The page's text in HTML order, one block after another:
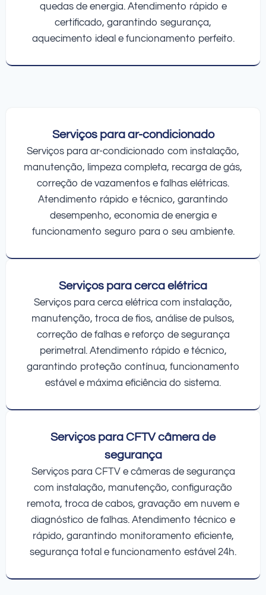
quedas de energia. Atendimento rápido e
certificado, garantindo segurança,
aquecimento ideal e funcionamento perfeito.
Serviços para ar-condicionado
Serviços para ar-condicionado com instalação,
manutenção, limpeza completa, recarga de gás,
correção de vazamentos e falhas elétricas.
Atendimento rápido e técnico, garantindo
desempenho, economia de energia e
funcionamento seguro para o seu ambiente.
Serviços para cerca elétrica
Serviços para cerca elétrica com instalação,
manutenção, troca de fios, análise de pulsos,
correção de falhas e reforço de segurança
perimetral. Atendimento rápido e técnico,
garantindo proteção contínua, funcionamento
estável e máxima eficiência do sistema.
Serviços para CFTV câmera de
segurança
Serviços para CFTV e câmeras de segurança
com instalação, manutenção, configuração
remota, troca de cabos, gravação em nuvem e
diagnóstico de falhas. Atendimento técnico e
rápido, garantindo monitoramento eficiente,
segurança total e funcionamento estável 24h.